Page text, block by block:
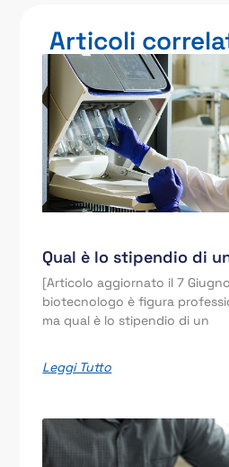
Articoli
Qual è lo stipendio di
[Articolo aggiornato il 7
biotecnologo è figura
ma qual è lo stipendio di un
Leggi Tutto